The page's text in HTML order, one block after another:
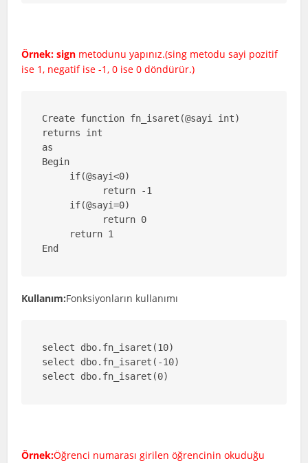
Örnek: sign metodunu yapınız.(sing metodu sayi pozitif
ise 1, negatif ise -1, 0 ise 0 döndürür.)
Create function fn_isaret(@sayi int)
returns int
as
Begin
if(@sayi<0)
return -1
if(@sayi=0)
return 0
return 1
End
Kullanım:Fonksiyonların kullanımı
select dbo.fn_isaret(10)
select dbo.fn_isaret(-10)
select dbo.fn_isaret(0)
Örnek:Öğrenci numarası girilen öğrencinin okuduğu